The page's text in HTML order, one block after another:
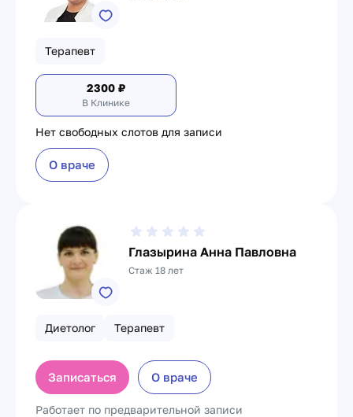
Терапевт
2300 ₽
В Клинике
Нет свободных слотов для записи
О враче
Глазырина Анна Павловна
Стаж 18 лет
Диетолог Терапевт
Записаться О враче
Работает по предварительной записи